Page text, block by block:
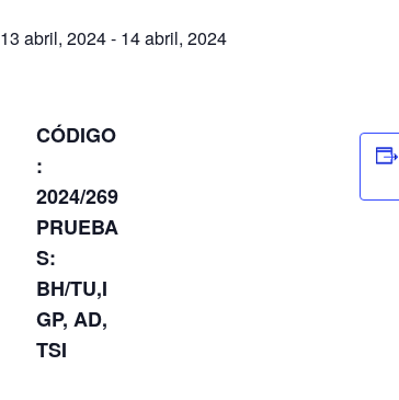
13 abril, 2024- 14 abril, 2024
CÓDIGO
:
2024/269
PRUEBA
S:
BH/TU,I
GP, AD,
TSI